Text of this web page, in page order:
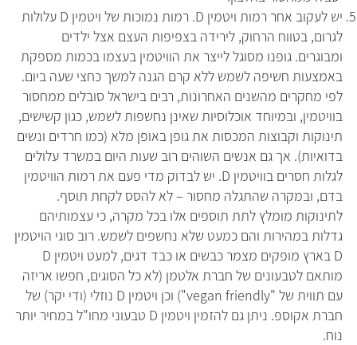
יש לעקוב אחר רמות ויטמין D. רמות נמוכות של ויטמין D עלולות
לגרום, בטווח הרחוק, לירידה בצפיפות העצם אצל ילדים
ומבוגרים. גופנו מסוגל לייצר את הוויטמין בעצמו בכמות מספקת
באמצעות חשיפה לשמש ללא קרם הגנה למשך כחצי שעה ביום.
לפי מחקרים מהשנים האחרונות, רבים בישראל סובלים ממחסור
בוויטמין, ובמיוחד אוכלוסיות שאינן נחשפות לשמש, כגון קשישים,
תינוקות וקבוצות המכסות את גופן באופן מלא (כמו חרדים ונשים
בדואיות). אך גם אנשים השוהים רוב שעות היום במשרד עלולים
לגלות חסרים בוויטמין D. יש לבדוק מדי פעם את רמות הוויטמין
בדם, ובמקרה שהתגלה מחסור – לא להסס לקחת תוסף.
לתינוקות מומלץ לתת תוספים אלו בכל מקרה, כי עצמותיהם
גדלות במהירות והם כמעט שלא נחשפים לשמש. רוב סוגי הויטמין
D בארץ מופקים מצמר כבשים או כבד דגים, למעט ויטמין D
מותאם לטבעונים של חברת אלטמן (לא כל הסוגים, חפשו אריזה
עם תווית של "vegan friendly") וכן ויטמין D נוזלי (ודי יקר) של
חברת אקוספ. ניתן גם להזמין ויטמין D טבעוני מחו"ל במחיר יותר
נוח.